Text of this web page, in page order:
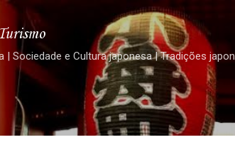
Pular para o conteúdo
| Sociedade e Cultura japonesa | Tradições